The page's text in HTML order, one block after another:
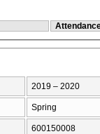
2019 – 2020
Spring
600150008